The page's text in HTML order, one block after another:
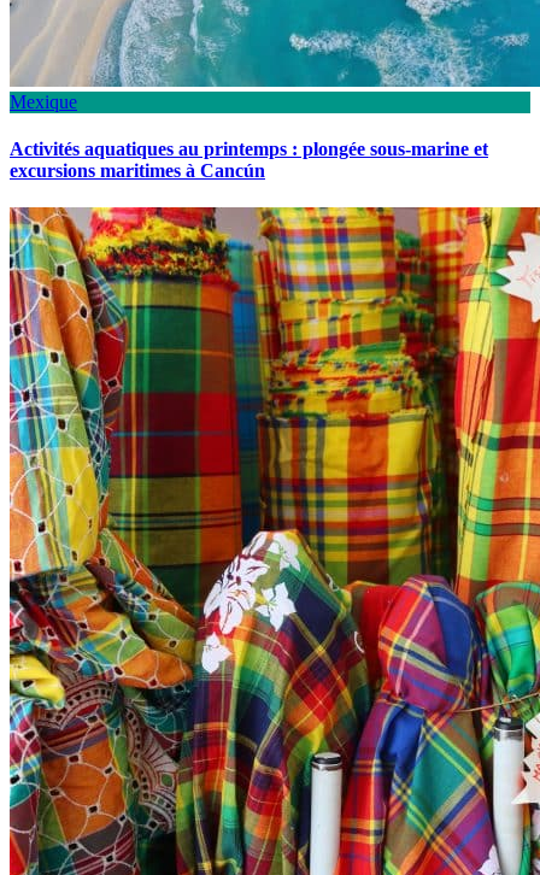
Mexique
Activités aquatiques au printemps : plongée sous-marine et
excursions maritimes à Cancún